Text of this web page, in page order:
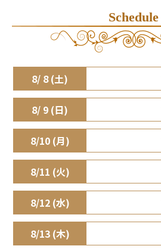
Schedule
8/ 8 (土)
8/ 9 (日)
8/10 (月)
8/11 (火)
8/12 (水)
8/13 (木)